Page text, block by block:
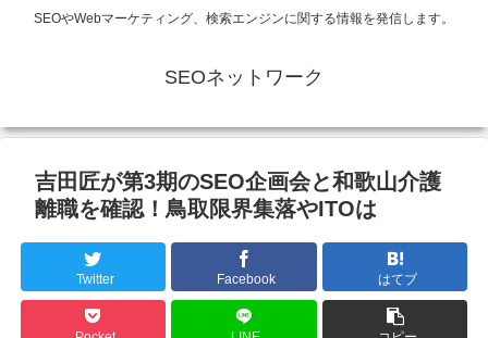
SEOやWebマーケティング、検索エンジンに関する情報を発信します。
SEOネットワーク
吉田匠が第3期のSEO企画会と和歌山介護
離職を確認！鳥取限界集落やITOは
Twitter Facebook はてブ